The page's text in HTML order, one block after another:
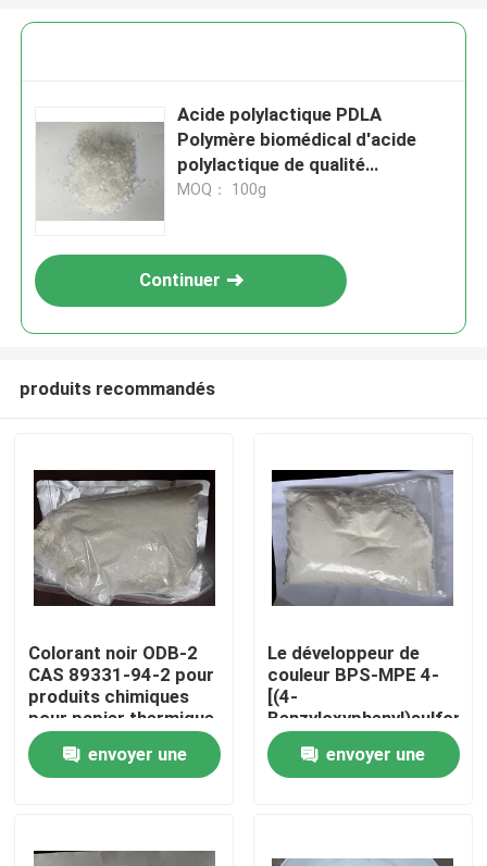
Maison
Vidéos
Acide polylactique PDLA
Polymère biomédical d'acide
polylactique de qualité
pharmaceutique
MOQ： 100g
Continuer
produits recommandés
Colorant noir ODB-2
CAS 89331-94-2 pour
produits chimiques
pour papier thermique
et matériaux
d'enregistrement
envoyer une
Le développeur de
couleur BPS-MPE 4-
[(4-
à haute stabilité
thermique présente
une excellente
envoyer une